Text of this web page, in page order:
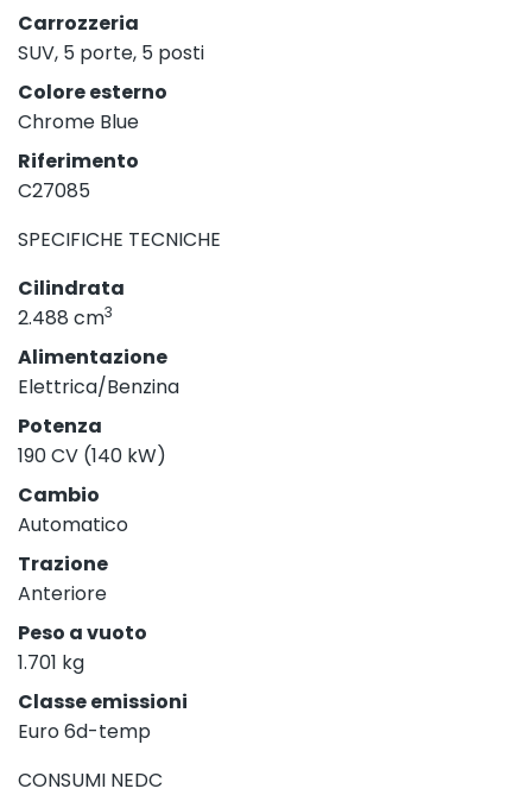
Carrozzeria
SUV, 5 porte, 5 posti
Colore esterno
Chrome Blue
Riferimento
C27085
SPECIFICHE TECNICHE
Cilindrata
2.488 cm3
Alimentazione
Elettrica/Benzina
Potenza
190 CV (140 kW)
Cambio
Automatico
Trazione
Anteriore
Peso a vuoto
1.701 kg
Classe emissioni
Euro 6d-temp
CONSUMI NEDC